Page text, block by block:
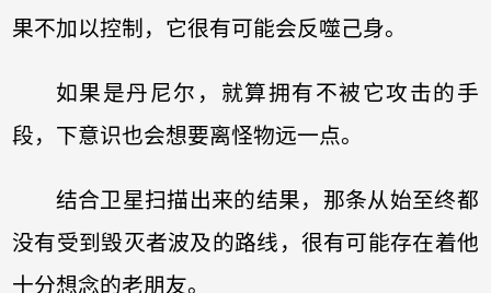
果不加以控制，它很有可能会反噬己身。
如果是丹尼尔，就算拥有不被它攻击的手
段，下意识也会想要离怪物远一点。
结合卫星扫描出来的结果，那条从始至终都
没有受到毁灭者波及的路线，很有可能存在着他
十分想念的老朋友。